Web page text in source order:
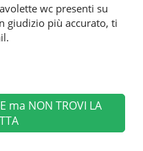
wc presenti su
giudizio più accurato, ti
ma NON TROVI LA